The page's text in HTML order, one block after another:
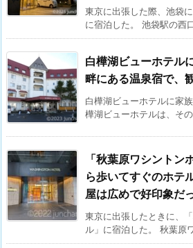
東京に出張した際、池袋
に宿泊した。 池袋駅の西
白樺湖ビューホテル
畔にある温泉宿で、
白樺湖ビューホテルに家
樺湖ビューホテルは、そ
「秋葉原ワシントン
ら歩いてすぐのホテ
屋は広めで好印象だ
東京に出張したときに、
ル」に宿泊した。 秋葉原